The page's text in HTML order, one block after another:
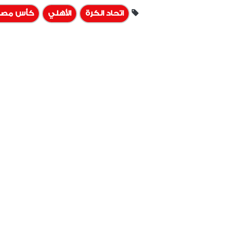
اتحاد الكرة الأهلي كأس